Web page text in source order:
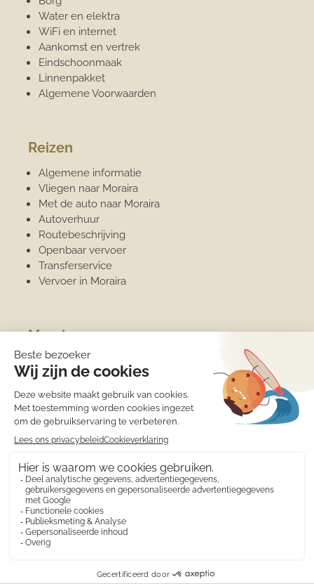
Water en elektra
WiFi en internet
Aankomst en vertrek
Eindschoonmaak
Linnenpakket
Algemene Voorwaarden
Reizen
Algemene informatie
Vliegen naar Moraira
Met de auto naar Moraira
Autoverhuur
Routebeschrijving
Openbaar vervoer
Transferservice
Vervoer in Moraira
Moraira
Algemene informatie
Overwinteren
Jachthaven
Sport
Strand
Het weer
Eten en drinken
Winkels
Wat is er te doen?
Costa Blanca
© 2010 - 2026 Calamora appartementen verhuur